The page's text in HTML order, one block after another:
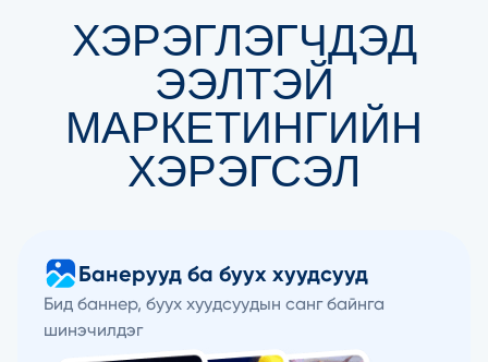
ХЭРЭГЛЭГЧДЭД
ЭЭЛТЭЙ
МАРКЕТИНГИЙН
ХЭРЭГСЭЛ
Банерууд ба буух хуудсууд
Бид баннер, буух хуудсуудын санг байнга
шинэчилдэг